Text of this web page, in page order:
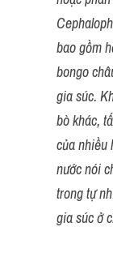
bao gồm
bongo
gia súc.
bò khác,
của nhiều
nước nói
trong tự
gia súc ở